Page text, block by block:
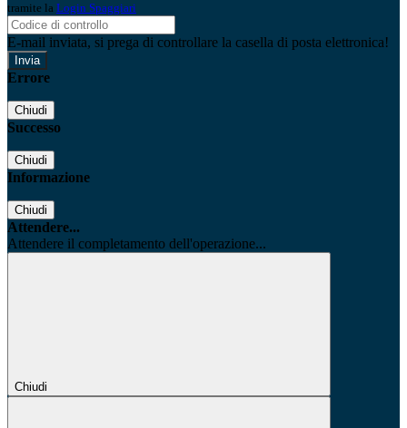
tramite la Login Spaggiari
E-mail inviata, si prega di controllare la casella di posta elettronica!
Errore
Chiudi
Successo
Chiudi
Informazione
Chiudi
Attendere...
Attendere il completamento dell'operazione...
Chiudi